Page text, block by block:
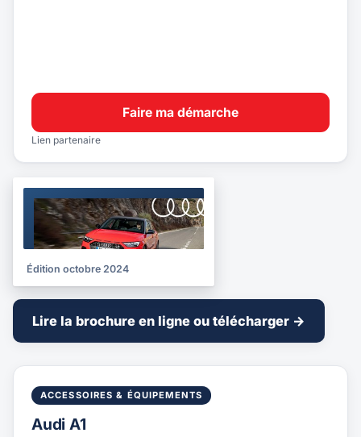
Faire ma démarche
Lien partenaire
BROCHURE
2024
Édition octobre 2024
Lire la brochure en ligne ou télécharger →
ACCESSOIRES & ÉQUIPEMENTS
Audi A1